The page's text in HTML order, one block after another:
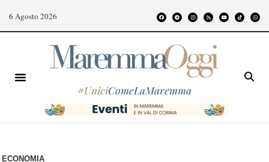
6 Agosto 2026
#UniciComeLaMaremma
ECONOMIA